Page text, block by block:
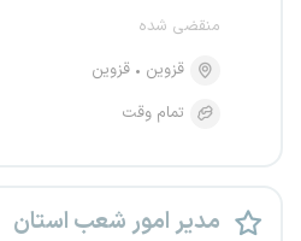
منقضی شده
قزوین
قزوین
تمام وقت
مدیر امور شعب استان